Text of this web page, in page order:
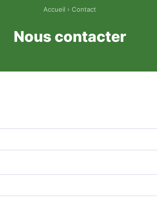
Accueil › Contact
Nous contacter